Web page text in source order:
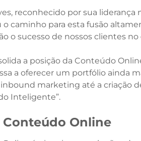
reconhecido por sua liderança
caminho para esta fusão
o sucesso de nossos clientes no
a posição da Conteúdo
a oferecer um portfólio ainda
marketing até a criação
Inteligente”.
Conteúdo Online